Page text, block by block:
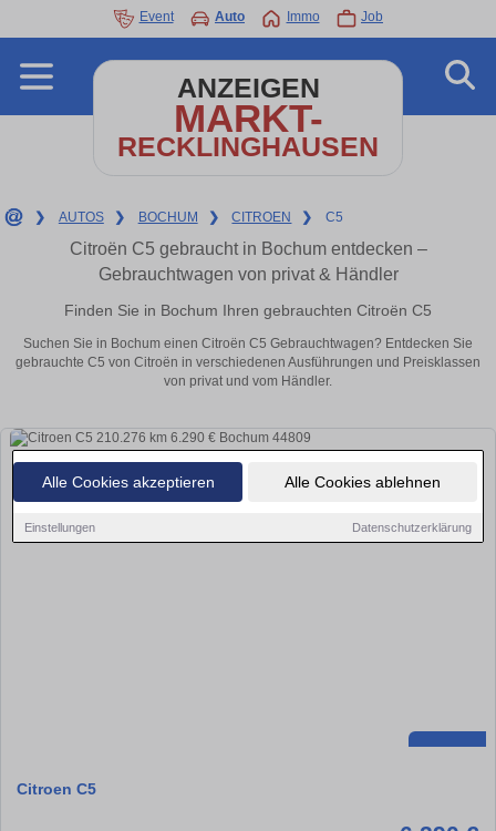
Alle Cookies akzeptieren Alle Cookies ablehnen
Einstellungen Datenschutzerklärung
Event Auto Immo Job
ANZEIGEN
MARKT-
RECKLINGHAUSEN
❯ AUTOS ❯ BOCHUM ❯ CITROEN ❯ C5
Citroën C5 gebraucht in Bochum entdecken –
Gebrauchtwagen von privat & Händler
Finden Sie in Bochum Ihren gebrauchten Citroën C5
Suchen Sie in Bochum einen Citroën C5 Gebrauchtwagen? Entdecken Sie
gebrauchte C5 von Citroën in verschiedenen Ausführungen und Preisklassen
von privat und vom Händler.
Citroen C5